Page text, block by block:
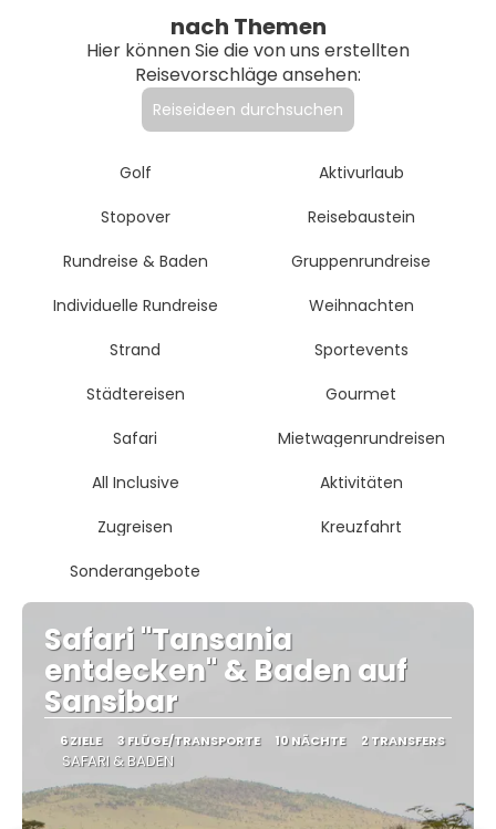
nach Themen
Hier können Sie die von uns erstellten
Reisevorschläge ansehen:
Reiseideen durchsuchen
Golf
Aktivurlaub
Stopover
Reisebaustein
Rundreise & Baden
Gruppenrundreise
Individuelle Rundreise
Weihnachten
Strand
Sportevents
Städtereisen
Gourmet
Safari
Mietwagenrundreisen
All Inclusive
Aktivitäten
Zugreisen
Kreuzfahrt
Sonderangebote
Safari "Tansania
entdecken" & Baden auf
Sansibar
6 ZIELE 3 FLÜGE/TRANSPORTE 10 NÄCHTE 2 TRANSFERS
SAFARI & BADEN